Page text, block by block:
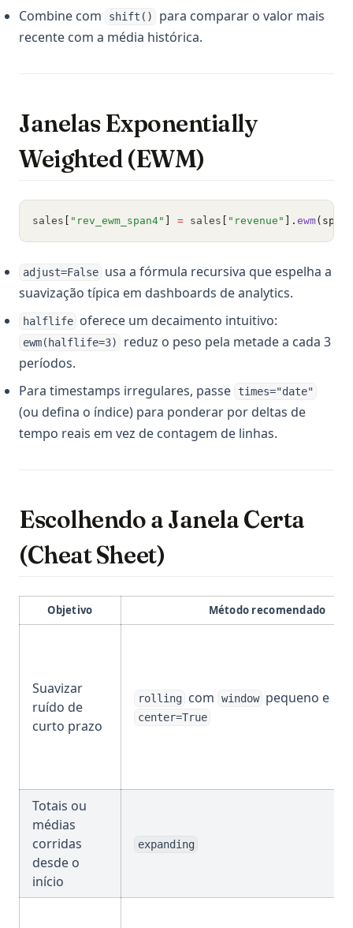
Combine com
shift()
para comparar o valor mais
recente com a média histórica.
Janelas Exponentially
Weighted (EWM)
sales "rev_ewm_span4" = sales "revenue" ]. ewm(span
adjust=False usa a fórmula recursiva que espelha a
suavização típica em dashboards de analytics.
halflife oferece um decaimento intuitivo:
ewm(halflife=3)
reduz o peso pela metade a cada 3
períodos.
Para timestamps irregulares, passe
times="date"
(ou defina o índice) para ponderar por deltas de
tempo reais em vez de contagem de linhas.
Escolhendo a Janela Certa
(Cheat Sheet)
Objetivo Método recomendado
Suavizar
ruído de
curto prazo
rolling com window pequeno e
center=True
Totais ou
médias
corridas
desde o
início
expanding